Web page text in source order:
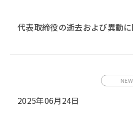
代表取締役の逝去および異動
2025年06月24日